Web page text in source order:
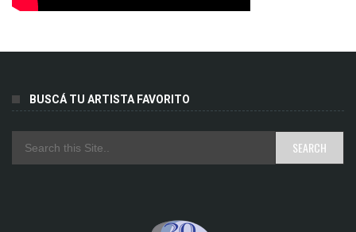
BUSCÁ TU ARTISTA FAVORITO